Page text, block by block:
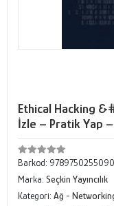
Ethical Hacking
İzle – Pratik Yap
Barkod: 9789750255090
Marka: Seçkin Yayıncılık
Kategori: Ağ -